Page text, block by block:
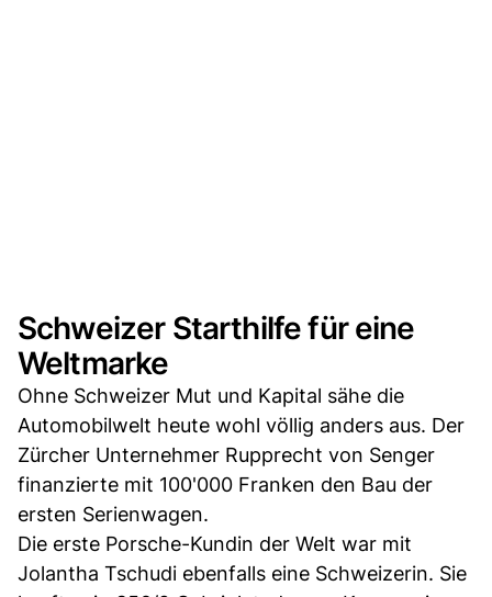
Schweizer Starthilfe für eine
Weltmarke
Ohne Schweizer Mut und Kapital sähe die
Automobilwelt heute wohl völlig anders aus. Der
Zürcher Unternehmer Rupprecht von Senger
finanzierte mit 100'000 Franken den Bau der
ersten Serienwagen.
Die erste Porsche-Kundin der Welt war mit
Jolantha Tschudi ebenfalls eine Schweizerin. Sie